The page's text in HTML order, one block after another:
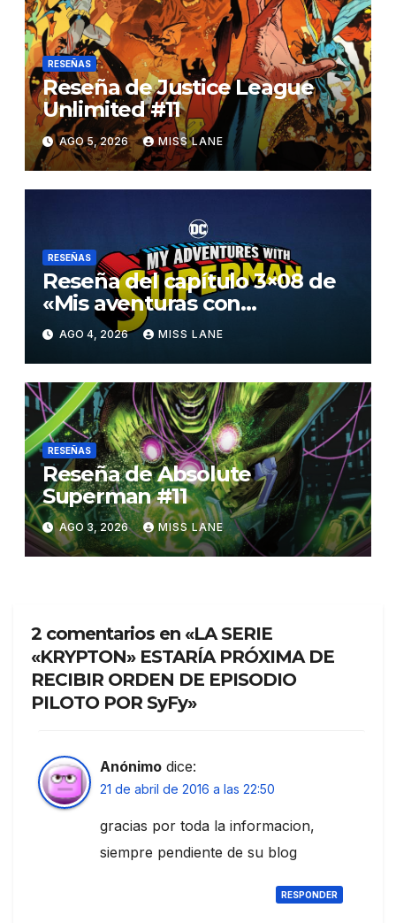
RESEÑAS
Reseña de Justice League
Unlimited #11
AGO 5, 2026 MISS LANE
RESEÑAS
Reseña del capítulo 3×08 de
«Mis aventuras con
Superman»
AGO 4, 2026 MISS LANE
RESEÑAS
Reseña de Absolute
Superman #11
AGO 3, 2026 MISS LANE
2 comentarios en «LA SERIE
«KRYPTON» ESTARÍA PRÓXIMA DE
RECIBIR ORDEN DE EPISODIO
PILOTO POR SyFy»
Anónimo dice:
21 de abril de 2016 a las 22:50
gracias por toda la informacion,
siempre pendiente de su blog
RESPONDER